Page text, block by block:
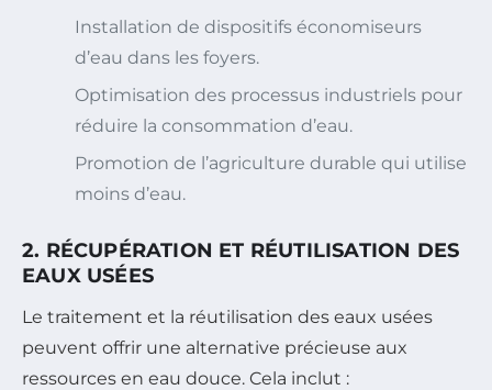
Installation de dispositifs économiseurs
d’eau dans les foyers.
Optimisation des processus industriels pour
réduire la consommation d’eau.
Promotion de l’agriculture durable qui utilise
moins d’eau.
2. RÉCUPÉRATION ET RÉUTILISATION DES
EAUX USÉES
Le traitement et la réutilisation des eaux usées
peuvent offrir une alternative précieuse aux
ressources en eau douce. Cela inclut :